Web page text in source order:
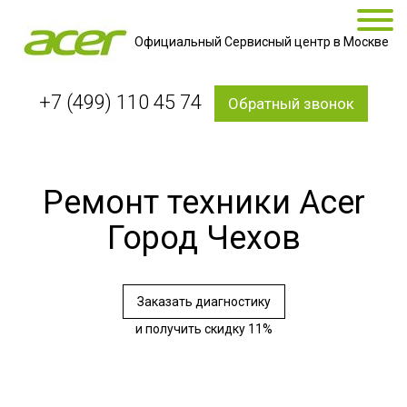
Официальный Сервисный центр в Москве
+7 (499) 110 45 74 Обратный звонок
Ремонт техники Acer
Город Чехов
Заказать диагностику
и получить скидку 11%